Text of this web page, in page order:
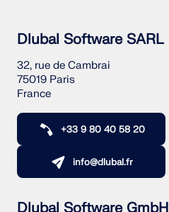
Dlubal Software SARL
32, rue de Cambrai
75019 Paris
France
+33 9 80 40 58 20
info@dlubal.fr
Dlubal Software GmbH